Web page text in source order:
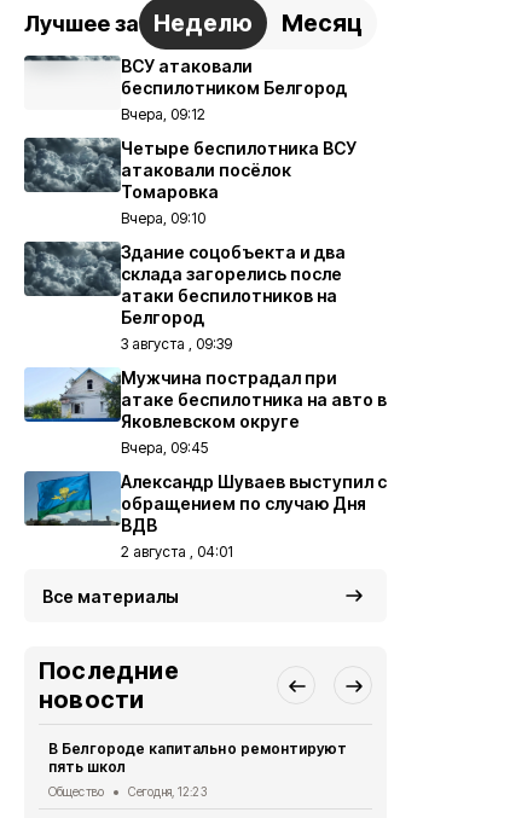
Лучшее за Неделю Месяц
ВСУ атаковали
беспилотником Белгород
Вчера, 09:12
Четыре беспилотника ВСУ
атаковали посёлок
Томаровка
Вчера, 09:10
Здание соцобъекта и два
склада загорелись после
атаки беспилотников на
Белгород
3 августа , 09:39
Мужчина пострадал при
атаке беспилотника на авто в
Яковлевском округе
Вчера, 09:45
Александр Шуваев выступил с
обращением по случаю Дня
ВДВ
2 августа , 04:01
Все материалы
Последние
новости
В Белгороде капитально ремонтируют
пять школ
Общество Сегодня, 12:23